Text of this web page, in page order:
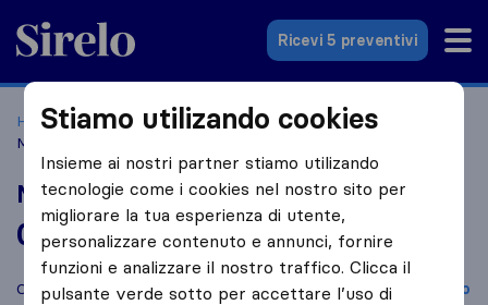
Sirelo.it
Ricevi 5 preventivi
Home Le 10 migliori aziende di traslochi in Italia
MMT Traslochi
MMT Traslochi
0,0 basato su
recensioni di Sirelo e Google
i
Confronta MMT Traslochi con altreaziende di traslochi Arco
Stiamo utilizando cookies
Insieme ai nostri partner stiamo utilizando
tecnologie come i cookies nel nostro sito per
migliorare la tua esperienza di utente,
personalizzare contenuto e annunci, fornire
funzioni e analizzare il nostro traffico. Clicca il
pulsante verde sotto per accettare l’uso di